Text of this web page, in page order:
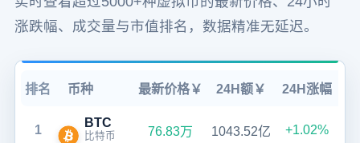
涨跌幅、成交量与市值排名，数据精准无延迟。
排名 币种 最新价格￥ 24H额￥ 24H涨幅
1
BTC
比特币 76.83万 1043.52亿 +1.02%